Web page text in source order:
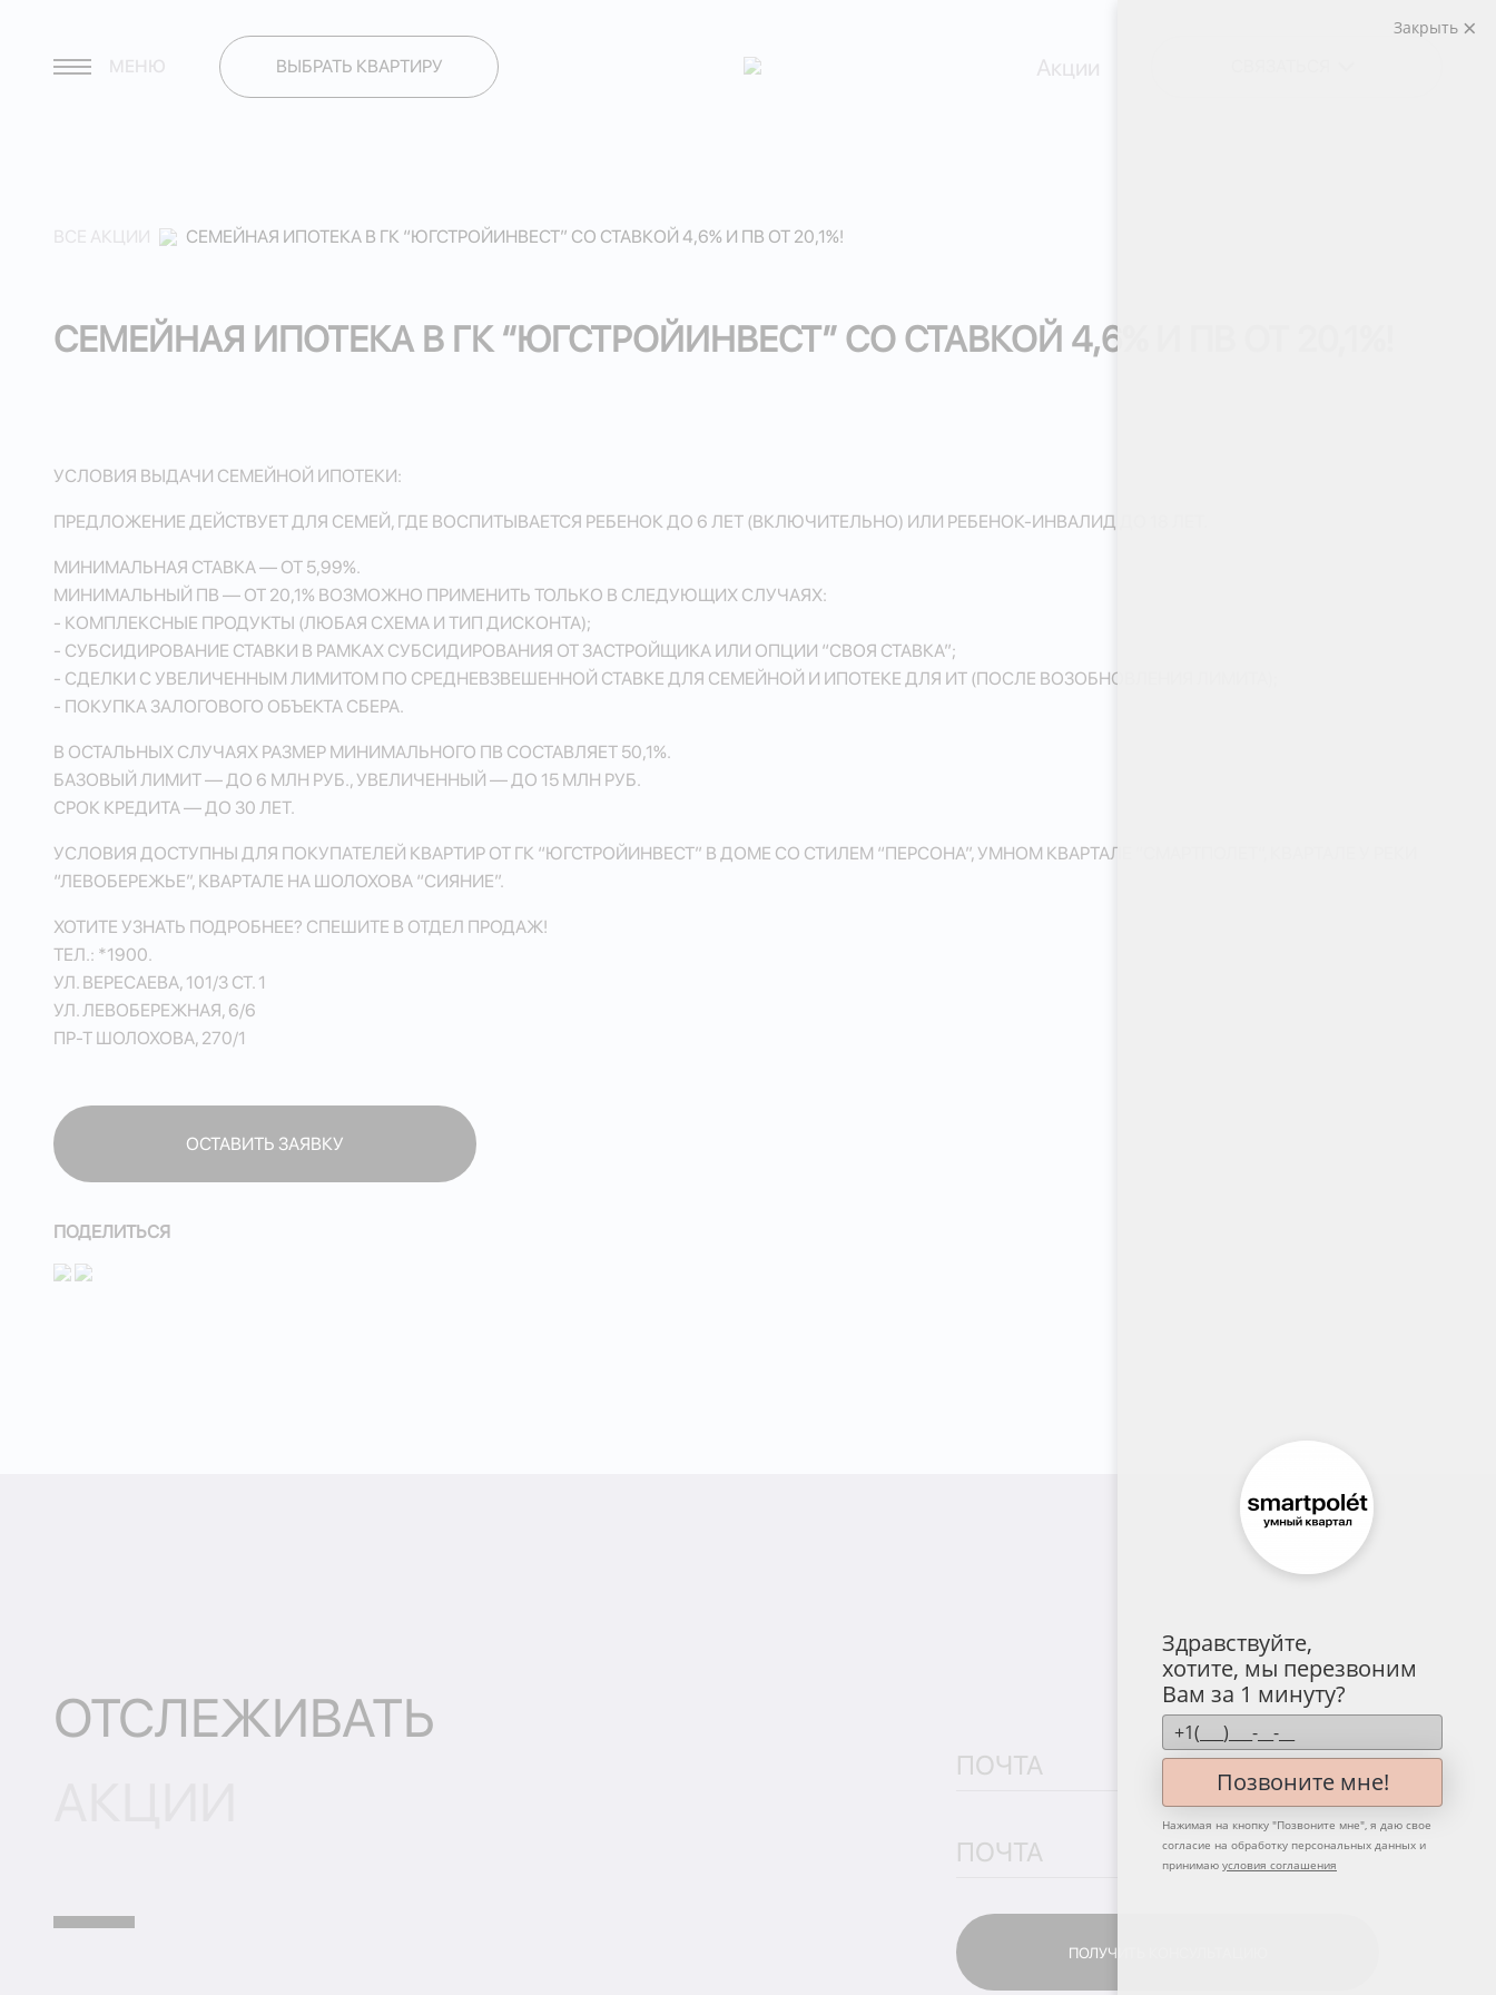
МЕНЮ ВЫБРАТЬ КВАРТИРУ Акции
ВСЕ АКЦИИ СЕМЕЙНАЯ ИПОТЕКА В ГК “ЮГСТРОЙИНВЕСТ” СО СТАВКОЙ 4,6% И ПВ ОТ 20,1%!
СЕМЕЙНАЯ ИПОТЕКА В ГК “ЮГСТРОЙИНВЕСТ” СО СТАВКОЙ 4,6% И ПВ ОТ 20,1%!
УСЛОВИЯ ВЫДАЧИ СЕМЕЙНОЙ ИПОТЕКИ:
ПРЕДЛОЖЕНИЕ ДЕЙСТВУЕТ ДЛЯ СЕМЕЙ, ГДЕ ВОСПИТЫВАЕТСЯ РЕБЕНОК ДО 6 ЛЕТ (ВКЛЮЧИТЕЛЬНО) ИЛИ РЕБЕНОК-ИНВАЛИД ДО 18 ЛЕТ.
МИНИМАЛЬНАЯ СТАВКА — ОТ 5,99%.
МИНИМАЛЬНЫЙ ПВ — ОТ 20,1% ВОЗМОЖНО ПРИМЕНИТЬ ТОЛЬКО В СЛЕДУЮЩИХ СЛУЧАЯХ:
- КОМПЛЕКСНЫЕ ПРОДУКТЫ (ЛЮБАЯ СХЕМА И ТИП ДИСКОНТА);
- СУБСИДИРОВАНИЕ СТАВКИ В РАМКАХ СУБСИДИРОВАНИЯ ОТ ЗАСТРОЙЩИКА ИЛИ ОПЦИИ “СВОЯ СТАВКА”;
- СДЕЛКИ С УВЕЛИЧЕННЫМ ЛИМИТОМ ПО СРЕДНЕВЗВЕШЕННОЙ СТАВКЕ ДЛЯ СЕМЕЙНОЙ И ИПОТЕКЕ ДЛЯ ИТ (ПОСЛЕ ВОЗОБНОВЛЕНИЯ ЛИМИТА);
- ПОКУПКА ЗАЛОГОВОГО ОБЪЕКТА СБЕРА.
В ОСТАЛЬНЫХ СЛУЧАЯХ РАЗМЕР МИНИМАЛЬНОГО ПВ СОСТАВЛЯЕТ 50,1%.
БАЗОВЫЙ ЛИМИТ — ДО 6 МЛН РУБ., УВЕЛИЧЕННЫЙ — ДО 15 МЛН РУБ.
СРОК КРЕДИТА — ДО 30 ЛЕТ.
УСЛОВИЯ ДОСТУПНЫ ДЛЯ ПОКУПАТЕЛЕЙ КВАРТИР ОТ ГК “ЮГСТРОЙИНВЕСТ” В ДОМЕ СО СТИЛЕМ “ПЕРСОНА”, УМНОМ КВАРТАЛЕ “СМАРТПОЛЕТ”, КВАРТАЛЕ У РЕКИ
“ЛЕВОБЕРЕЖЬЕ”, КВАРТАЛЕ НА ШОЛОХОВА “СИЯНИЕ”.
ХОТИТЕ УЗНАТЬ ПОДРОБНЕЕ? СПЕШИТЕ В ОТДЕЛ ПРОДАЖ!
ТЕЛ.: *1900.
УЛ. ВЕРЕСАЕВА, 101/3 СТ. 1
УЛ. ЛЕВОБЕРЕЖНАЯ, 6/6
ПР-Т ШОЛОХОВА, 270/1
ОСТАВИТЬ ЗАЯВКУ
ПОДЕЛИТЬСЯ
ОТСЛЕЖИВАТЬ
ПОЛУЧИТЬ КОНСУЛЬТАЦИЮ
Закрыть
Здравствуйте,
хотите, мы перезвоним
Вам за 1 минуту?
Позвоните мне!
Нажимая на кнопку "Позвоните мне", я даю свое
согласие на обработку персональных данных и
принимаю условия соглашения